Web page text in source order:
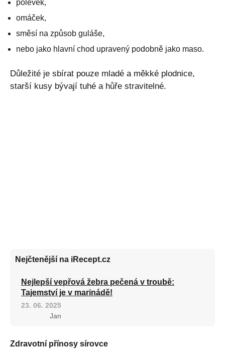
polévek,
omáček,
směsí na způsob guláše,
nebo jako hlavní chod upravený podobně jako maso.
Důležité je sbírat pouze mladé a měkké plodnice,
starší kusy bývají tuhé a hůře stravitelné.
Nejčtenější na iRecept.cz
Nejlepší vepřová žebra pečená v troubě:
Tajemství je v marinádě!
23. 06. 2025
Jan
Zdravotní přínosy sírovce